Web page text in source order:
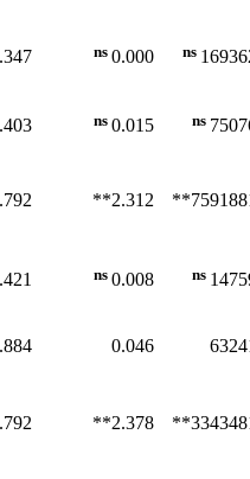
0.000
0.015
2.312**
0.008
0.046
2.378**